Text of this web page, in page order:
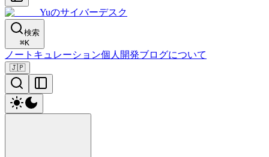
Yuのサイバーデスク
検索
⌘K
ノート キュレーション個人開発ブログについて
🇯🇵